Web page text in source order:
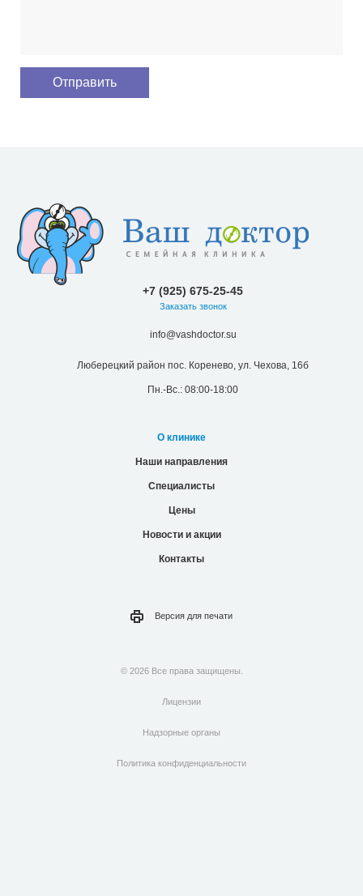
+7 (925) 675-25-45
Заказать звонок
info@vashdoctor.su
Люберецкий район пос. Коренево, ул. Чехова, 16б
Пн.-Вс.: 08:00-18:00
О клинике
Наши направления
Специалисты
Цены
Новости и акции
Контакты
Версия для печати
© 2026 Все права защищены.
Лицензии
Надзорные органы
Политика конфиденциальности